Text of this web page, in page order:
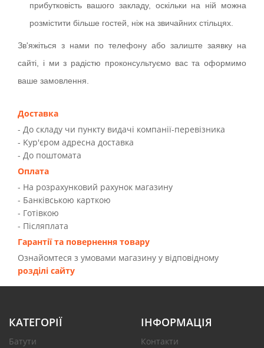
прибутковість вашого закладу, оскільки на ній можна
розмістити більше гостей, ніж на звичайних стільцях.
Зв'яжіться з нами по телефону або залиште заявку на
сайті, і ми з радістю проконсультуємо вас та оформимо
ваше замовлення.
Доставка
- До складу чи пункту видачі компанії-перевізника
- Kур'єром адресна доставка
- До поштомата
Оплата
- На розрахунковий рахунок магазину
- Банківською карткою
- Готівкою
- Післяплата
Гарантії та повернення товару
Ознайомтеся з умовами магазину у відповідному
розділі сайту
КАТЕГОРІЇ
Батути
ІНФОРМАЦІЯ
Контакти